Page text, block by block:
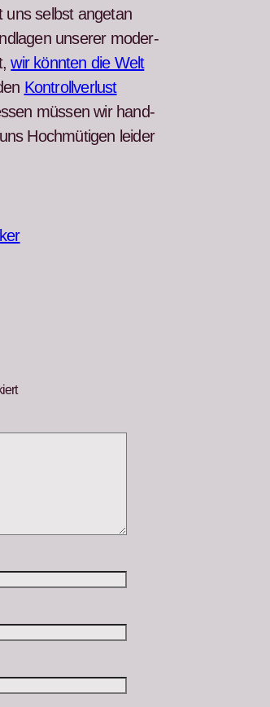
uns selb­st ange­tan
unser­er mod­er­
wir kön­nten die Welt
Kon­trol­lver­lust
müssen wir hand­
Hochmüti­gen lei­der